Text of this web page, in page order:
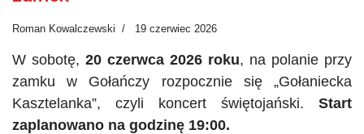
Roman Kowalczewski 19 czerwiec 2026
W sobotę, 20 czerwca 2026 roku, na polanie przy
zamku w Gołańczy rozpocznie się „Gołaniecka
Kasztelanka”, czyli koncert świętojański. Start
zaplanowano na godzinę 19:00.